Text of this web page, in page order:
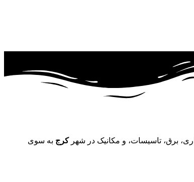
برق، تاسیسات، و مکانیک در شهرکرج به سوی